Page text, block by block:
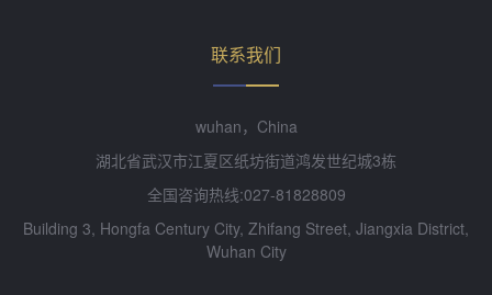
联系我们
wuhan，China
湖北省武汉市江夏区纸坊街道鸿发世纪城3栋
全国咨询热线:027-81828809
Building 3, Hongfa Century City, Zhifang Street, Jiangxia District,
Wuhan City